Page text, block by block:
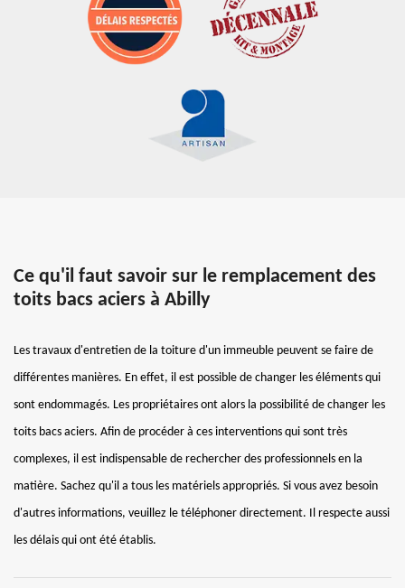
Ce qu'il faut savoir sur le remplacement des
toits bacs aciers à Abilly
Les travaux d'entretien de la toiture d'un immeuble peuvent se faire de
différentes manières. En effet, il est possible de changer les éléments qui
sont endommagés. Les propriétaires ont alors la possibilité de changer les
toits bacs aciers. Afin de procéder à ces interventions qui sont très
complexes, il est indispensable de rechercher des professionnels en la
matière. Sachez qu'il a tous les matériels appropriés. Si vous avez besoin
d'autres informations, veuillez le téléphoner directement. Il respecte aussi
les délais qui ont été établis.